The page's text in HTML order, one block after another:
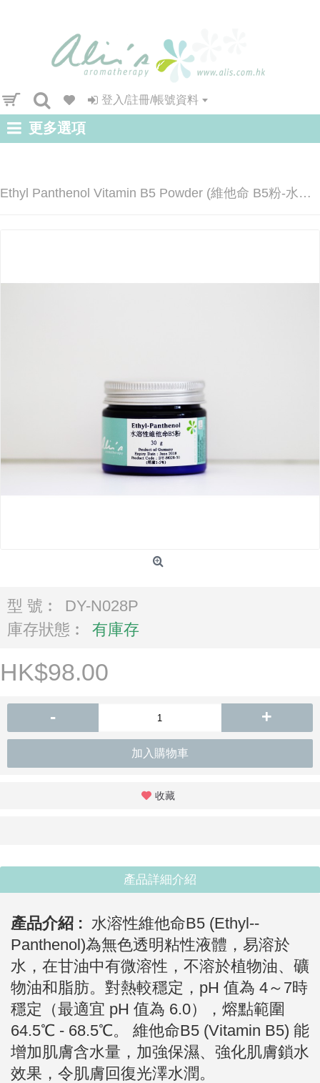
登入/註冊/帳號資料
更多選項
Ethyl Panthenol Vitamin B5 Powder (維他命 B5粉-水溶性)
型 號︰
DY-N028P
庫存狀態︰
有庫存
HK$98.00
- +
加入購物車
收藏
產品詳細介紹
產品介紹 : 水溶性維他命B5 (Ethyl--
Panthenol)為無色透明粘性液體，易溶於
水，在甘油中有微溶性，不溶於植物油、礦
物油和脂肪。對熱較穩定，pH 值為 4～7時
穩定（最適宜 pH 值為 6.0），熔點範圍
64.5℃ - 68.5℃。 維他命B5 (Vitamin B5) 能
增加肌膚含水量，加強保濕、強化肌膚鎖水
效果，令肌膚回復光澤水潤。